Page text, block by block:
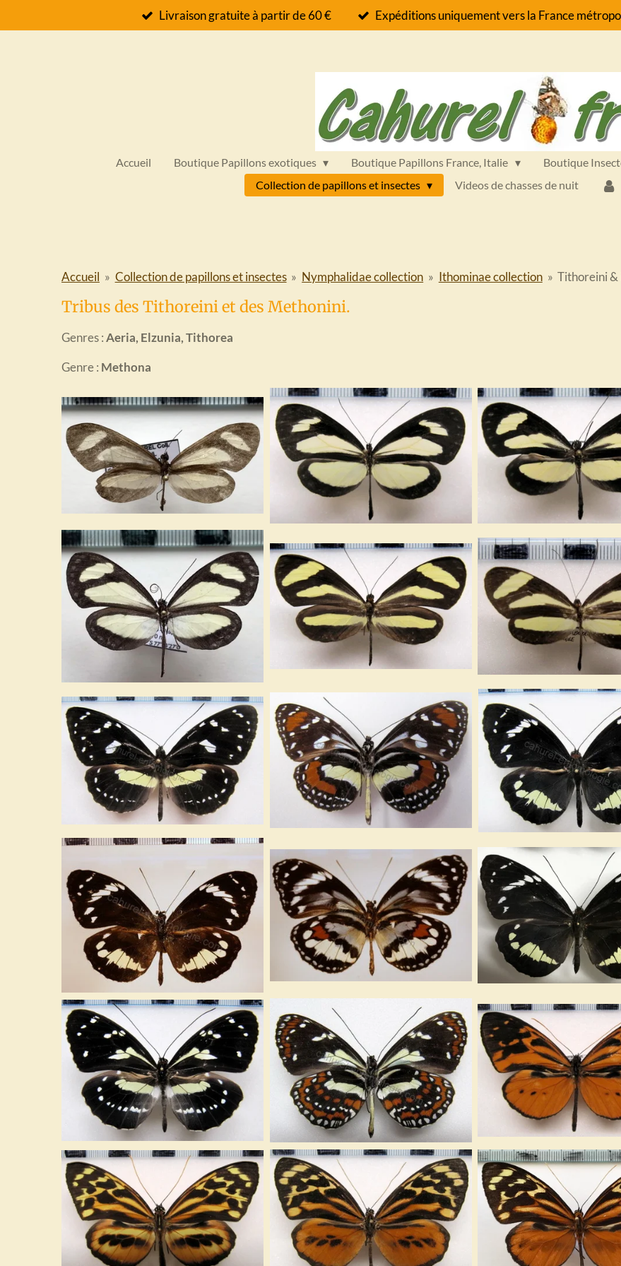
au
Livraison gratuite à partir de 60 € Expéditions uniquement vers la France
Accueil Boutique Papillons exotiques Boutique Papillons France, Italie Boutique
Collection de papillons et insectes
Videos de chasses de nuit
Accueil » Collection de papillons et insectes » Nymphalidae collection » Ithominae collection » Tithoreini
Tribus des Tithoreini et des Methonini.
Genres :Aeria, Elzunia, Tithorea
Genre : Methona